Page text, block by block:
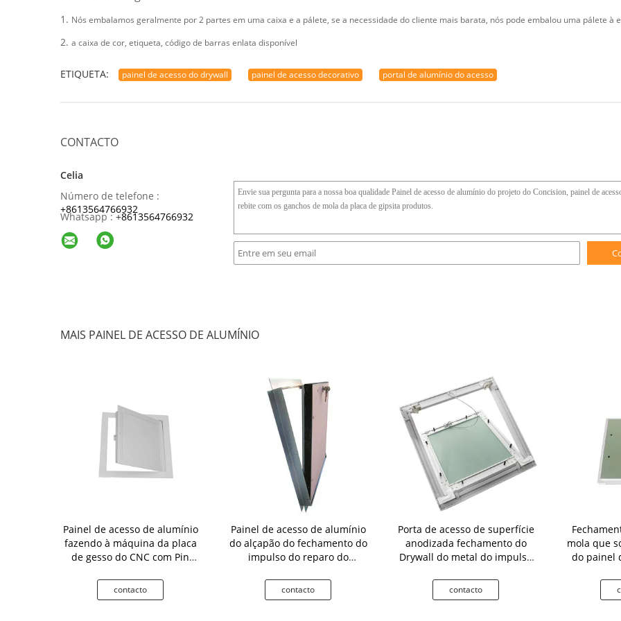
1. Nós embalamos geralmente por 2 partes em uma caixa e a pálete, se a necessidade do cliente mais barata, nós pode embalou uma pálete à
2. a caixa de cor, etiqueta, código de barras enlata disponível
ETIQUETA: painel de acesso do drywall painel de acesso decorativo portal de alumínio do acesso
CONTACTO
Celia
Número de telefone :
+8613564766932
Whatsapp :+8613564766932
MAIS PAINEL DE ACESSO DE ALUMÍNIO
Painel de acesso de alumínio
fazendo à máquina da placa
de gesso do CNC com Pin
contacto
Painel de acesso de alumínio
do alçapão do fechamento do
impulso do reparo do
contacto
Porta de acesso de superfície
anodizada fechamento do
Drywall do metal do impulso
contacto
mola que
do painel